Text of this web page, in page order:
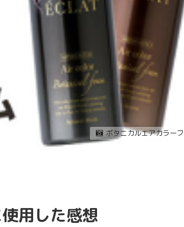
ボタニカルエアカラー
用した感想